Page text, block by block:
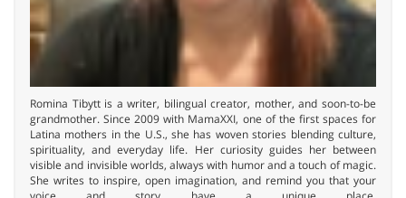
Romina Tibytt is a writer, bilingual creator, mother, and soon-to-be
grandmother. Since 2009 with MamaXXI, one of the first spaces for
Latina mothers in the U.S., she has woven stories blending culture,
spirituality, and everyday life. Her curiosity guides her between
visible and invisible worlds, always with humor and a touch of magic.
She writes to inspire, open imagination, and remind you that your